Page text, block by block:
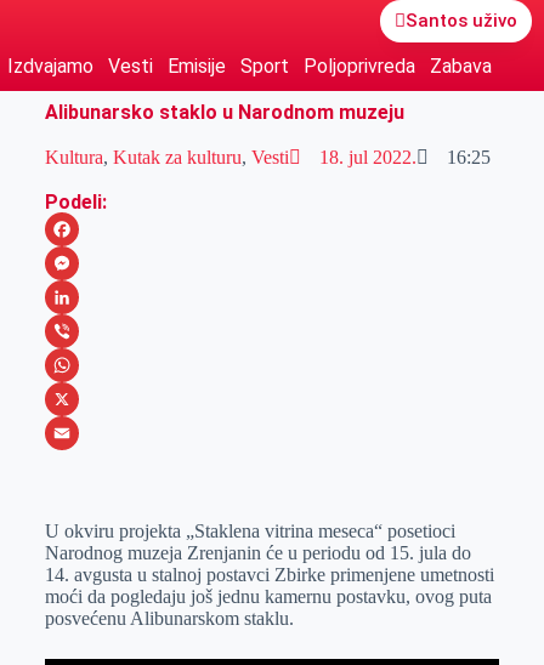
Santos uživo
Izdvajamo Vesti Emisije Sport Poljoprivreda
Zabava
Alibunarsko staklo u Narodnom muzeju
Kultura, Kutak za kulturu, Vesti 18. jul 2022. 16:25
Podeli:
F
a
c
e
b
o
M
e
s
s
e
e
r
L
i
n
k
I
n
V
i
b
W
h
s
A
p
X
a
i
l
U okviru projekta „Staklena vitrina meseca“ posetioci
Narodnog muzeja Zrenjanin će u periodu od 15. jula do
14. avgusta u stalnoj postavci Zbirke primenjene umetnosti
moći da pogledaju još jednu kamernu postavku, ovog puta
posvećenu Alibunarskom staklu.